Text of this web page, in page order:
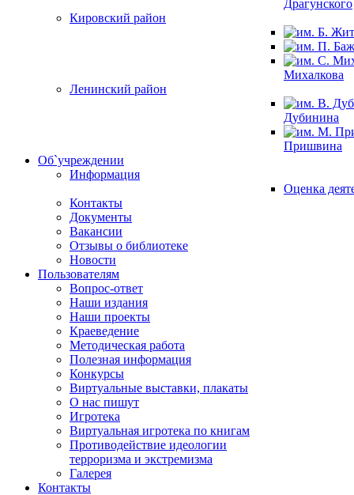
Драгунского
Кировский район
Михалкова
Ленинский район
Дубинина
Пришвина
Об`учреждении
Информация
Оценка
Контакты
Документы
Вакансии
Отзывы о библиотеке
Новости
Пользователям
Вопрос-ответ
Наши издания
Наши проекты
Краеведение
Методическая работа
Полезная информация
Конкурсы
Виртуальные выставки, плакаты
О нас пишут
Игротека
Виртуальная игротека по книгам
Противодействие идеологии
терроризма и экстремизма
Галерея
Контакты